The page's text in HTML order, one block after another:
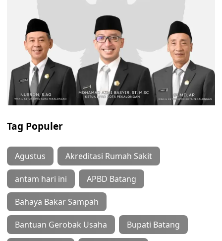
Tag Populer
Agustus Akreditasi Rumah Sakit
antam hari ini APBD Batang
Bahaya Bakar Sampah
Bantuan Gerobak Usaha Bupati Batang